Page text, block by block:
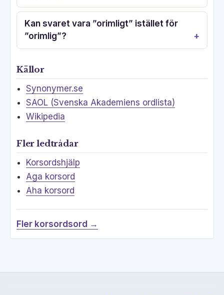
Kan svaret vara ”orimligt” istället för
”orimlig”?
Källor
Synonymer.se
SAOL (Svenska Akademiens ordlista)
Wikipedia
Fler ledtrådar
Korsordshjälp
Aga korsord
Aha korsord
Fler korsordsord →